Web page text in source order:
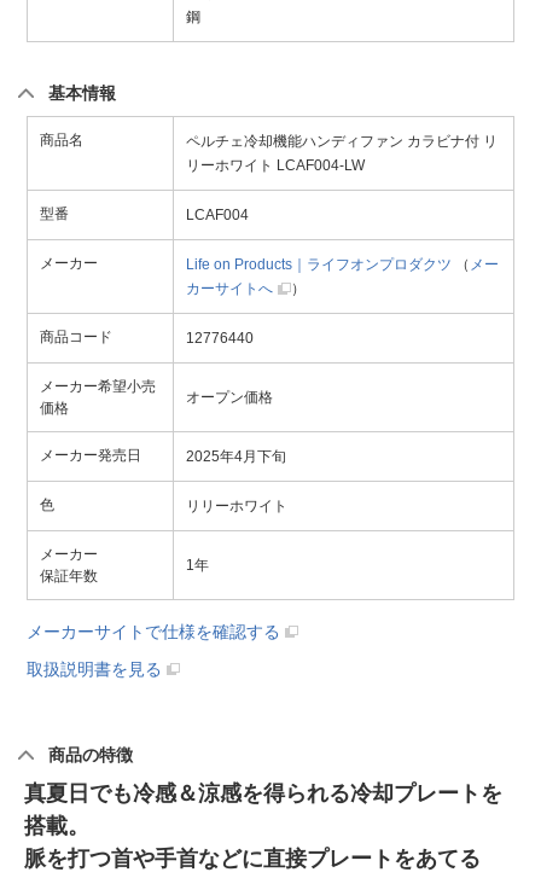
鋼
基本情報
商品名
ペルチェ冷却機能ハンディファン カラビナ付 リ
リーホワイト LCAF004-LW
型番 LCAF004
メーカー Life on Products｜ライフオンプロダクツ （ メー
カーサイトへ
）
商品コード 12776440
メーカー希望小売
価格
オープン価格
メーカー発売日 2025年4月下旬
色 リリーホワイト
メーカー
保証年数
1年
メーカーサイトで仕様を確認する
取扱説明書を見る
商品の特徴
真夏日でも冷感＆涼感を得られる冷却プレートを
搭載。
脈を打つ首や手首などに直接プレートをあてる